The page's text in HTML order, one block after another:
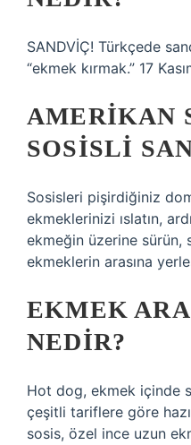
SANDVİÇ! Türkçede
“ekmek kırmak.” 17
AMERIKAN
SOSISLI
Sosisleri pişirdiğiniz
ekmeklerinizi ıslatın,
ekmeğin üzerine sürün,
ekmeklerin arasına
EKMEK
NEDIR?
Hot dog, ekmek içinde
çeşitli tariflere göre
sosis, özel ince uzun